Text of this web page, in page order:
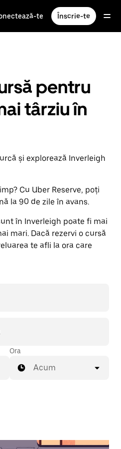
te Înscrie-te
pentru
târziu în
și explorează Inverleigh
Cu Uber Reserve, poți
la 90 de zile în avans.
în Inverleigh poate fi mai
mari. Dacă rezervi o cursă
te afli la ora care
Ora
Acum